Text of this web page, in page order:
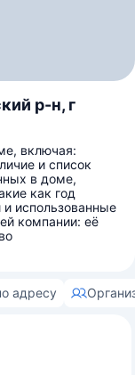
р-н, г
включая:
и список
в доме,
как год
и использованные
компании: её
адресу